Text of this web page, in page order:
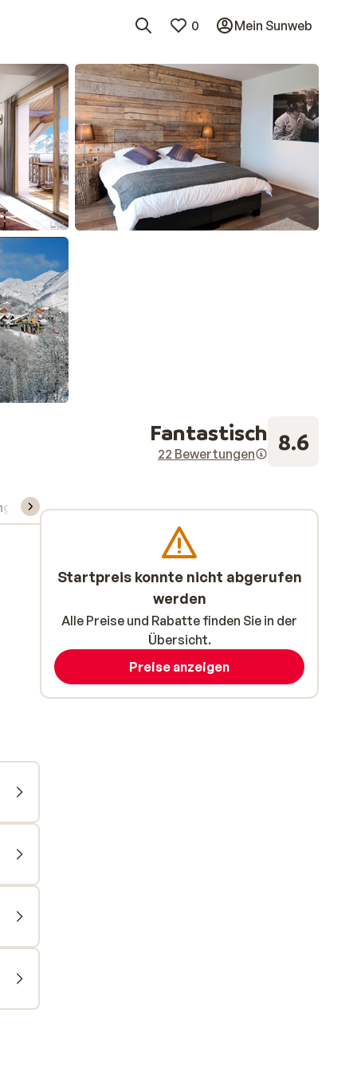
0 Mein Sunweb
Fantastisch
22 Bewertungen 8.6
Skipass/Kurse/Material
Startpreis konnte nicht abgerufen
werden
Alle Preise und Rabatte finden Sie in der
Übersicht.
Preise anzeigen